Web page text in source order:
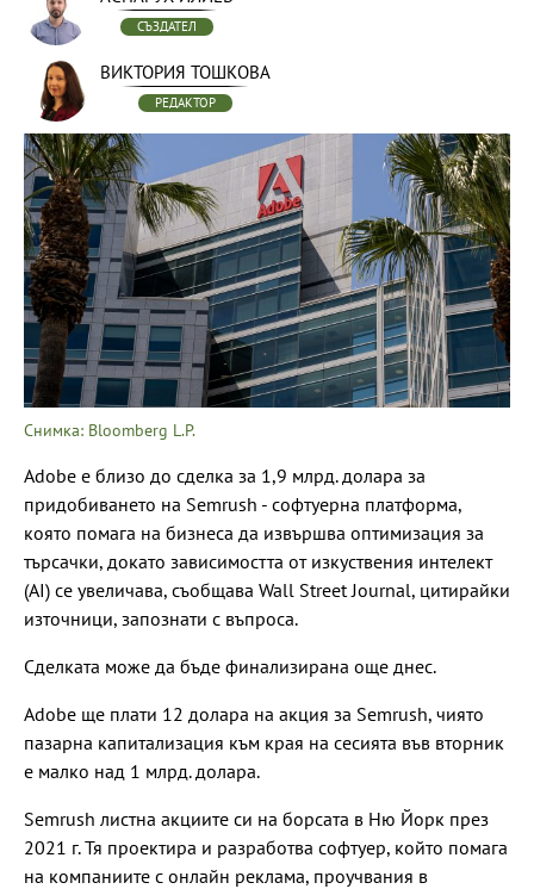
СЪЗДАТЕЛ
ВИКТОРИЯ ТОШКОВА
РЕДАКТОР
Снимка: Bloomberg L.P.
Adobe е близо до сделка за 1,9 млрд. долара за
придобиването на Semrush - софтуерна платформа,
която помага на бизнеса да извършва оптимизация за
търсачки, докато зависимостта от изкуствения интелект
(AI) се увеличава, съобщава Wall Street Journal, цитирайки
източници, запознати с въпроса.
Сделката може да бъде финализирана още днес.
Adobe ще плати 12 долара на акция за Semrush, чиято
пазарна капитализация към края на сесията във вторник
е малко над 1 млрд. долара.
Semrush листна акциите си на борсата в Ню Йорк през
2021 г. Тя проектира и разработва софтуер, който помага
на компаниите с онлайн реклама, проучвания в